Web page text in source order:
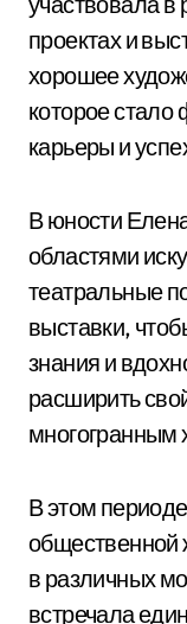
проектах и
хорошее
которое
карьеры и
В юности
областями
театральные
выставки,
знания и
расширить
многогранным
В этом
общественной
в различных
встречала